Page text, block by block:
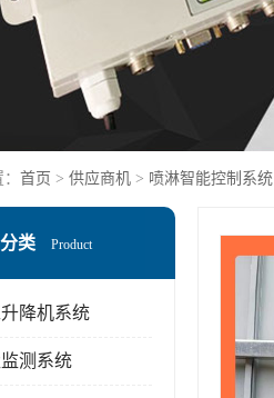
首页 > 供应商机 > 喷淋智能控制系统
类 Product
降机系统
测系统